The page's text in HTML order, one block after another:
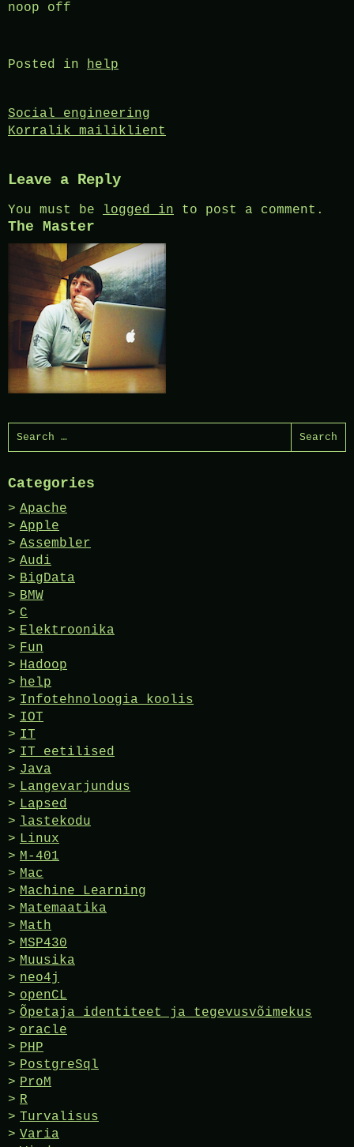
noop off
Posted in help
Post
navigation
Social engineering
Korralik mailiklient
Leave a Reply
You must be logged in to post a comment.
The Master
Search
for:
Categories
Apache
Apple
Assembler
Audi
BigData
BMW
C
Elektroonika
Fun
Hadoop
help
Infotehnoloogia koolis
IOT
IT
IT eetilised
Java
Langevarjundus
Lapsed
lastekodu
Linux
M-401
Mac
Machine Learning
Matemaatika
Math
MSP430
Muusika
neo4j
openCL
Õpetaja identiteet ja tegevusvõimekus
oracle
PHP
PostgreSql
ProM
R
Turvalisus
Varia